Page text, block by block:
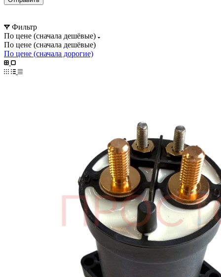
Фильтр
По цене (сначала дешёвые)
По цене (сначала дешёвые)
По цене (сначала дорогие)